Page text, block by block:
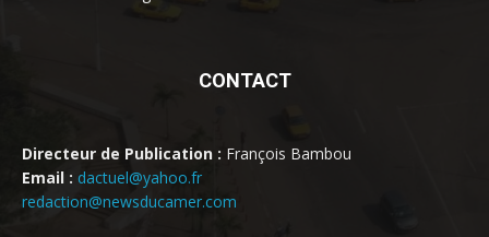
CONTACT
Directeur de Publication : François Bambou
Email : dactuel@yahoo.fr
redaction@newsducamer.com